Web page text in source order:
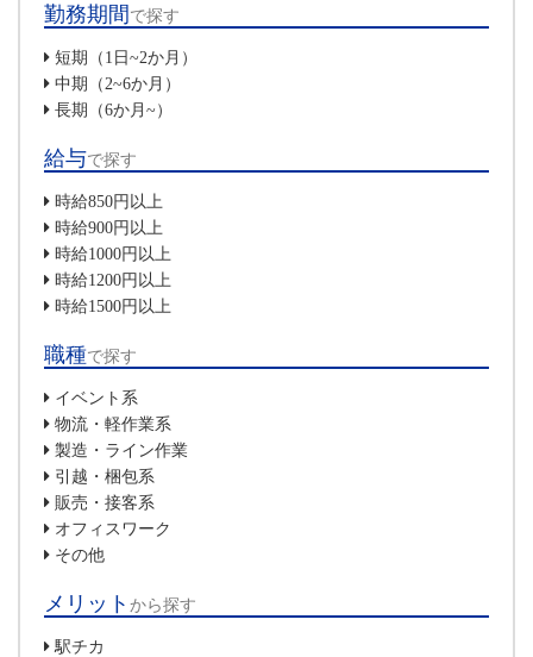
勤務期間で探す
短期（1日~2か月）
中期（2~6か月）
長期（6か月~）
給与で探す
時給850円以上
時給900円以上
時給1000円以上
時給1200円以上
時給1500円以上
職種で探す
イベント系
物流・軽作業系
製造・ライン作業
引越・梱包系
販売・接客系
オフィスワーク
その他
メリット から探す
駅チカ